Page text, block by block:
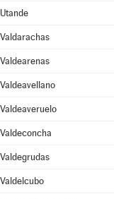
Utande
Valdarachas
Valdearenas
Valdeavellano
Valdeaveruelo
Valdeconcha
Valdegrudas
Valdelcubo